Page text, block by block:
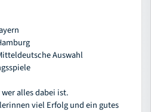
Auswahl
alles dabei ist.
viel Erfolg und ein gutes